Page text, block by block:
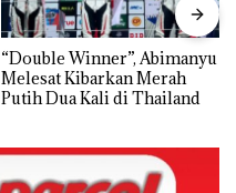
“Double Winner”, Abimanyu
Melesat Kibarkan Merah
Putih Dua Kali di Thailand